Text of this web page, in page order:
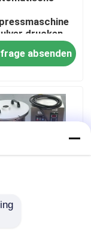
drucken
absenden